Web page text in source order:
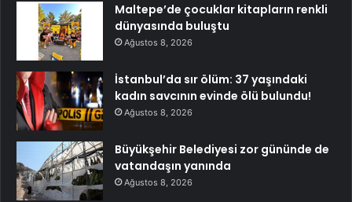
Maltepe’de çocuklar kitapların renkli
dünyasında buluştu
Ağustos 8, 2026
İstanbul’da sır ölüm: 37 yaşındaki
kadın savcının evinde ölü bulundu!
Ağustos 8, 2026
Büyükşehir Belediyesi zor gününde de
vatandaşın yanında
Ağustos 8, 2026